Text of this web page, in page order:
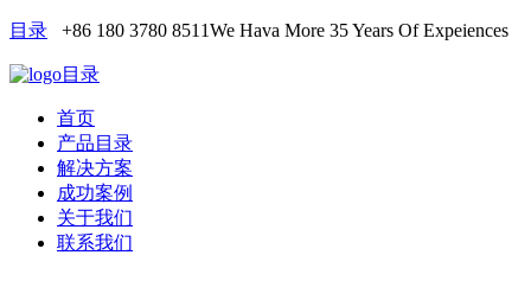
目录 +86 180 3780 8511We Hava More 35 Years Of Expeiences
目录
首页
产品目录
解决方案
成功案例
关于我们
联系我们